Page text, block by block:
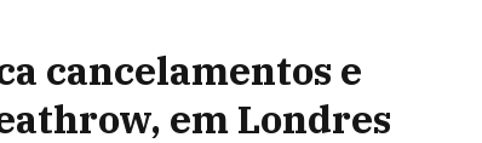
cancelamentos e
em Londres